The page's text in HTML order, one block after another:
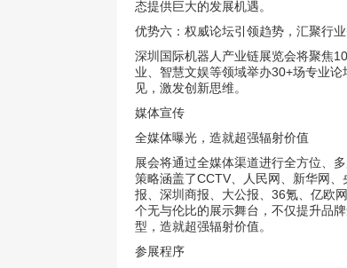
态提供巨大的发展机遇。
优势六：权威论坛引领趋势，汇聚行
深圳国际机器人产业链展览会将聚焦
业、智慧文娱等领域举办30+场专业
见，激发创新思维。
媒体宣传
全媒体曝光，造就超强辐射价值
展会将通过全媒体渠道进行全方位、
策略涵盖了CCTV、人民网、新华网
报、深圳商报、大公报、36氪、亿欧
个无与伦比的展示舞台，不仅提升品
型，造就超强辐射价值。
参展程序